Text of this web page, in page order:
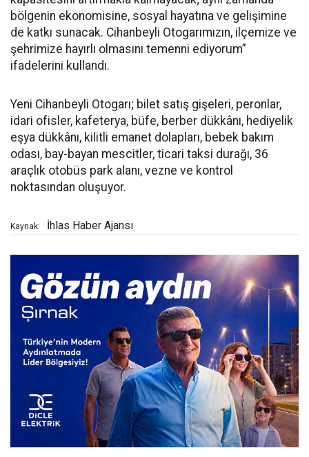
bölgenin ekonomisine, sosyal hayatına ve gelişimine
de katkı sunacak. Cihanbeyli Otogarımızın, ilçemize ve
şehrimize hayırlı olmasını temenni ediyorum”
ifadelerini kullandı.
Yeni Cihanbeyli Otogarı; bilet satış gişeleri, peronlar,
idari ofisler, kafeterya, büfe, berber dükkânı, hediyelik
eşya dükkânı, kilitli emanet dolapları, bebek bakım
odası, bay-bayan mescitler, ticari taksi durağı, 36
araçlık otobüs park alanı, vezne ve kontrol
noktasından oluşuyor.
Kaynak: İhlas Haber Ajansı